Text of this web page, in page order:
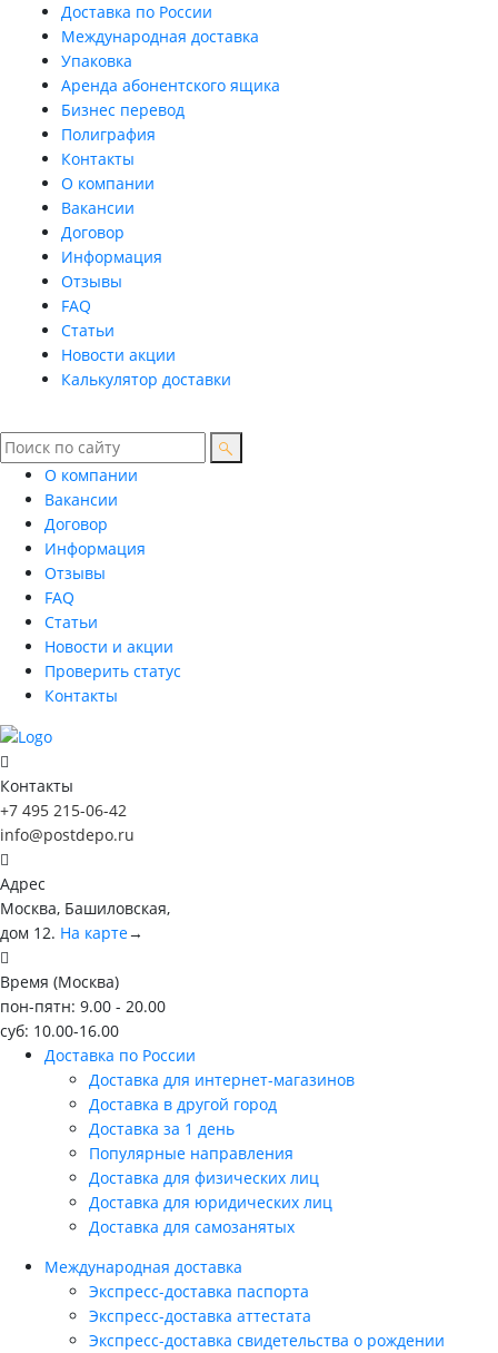
Доставка по России
Международная доставка
Упаковка
Аренда абонентского ящика
Бизнес перевод
Полиграфия
Контакты
О компании
Вакансии
Договор
Информация
Отзывы
FAQ
Статьи
Новости акции
Калькулятор доставки
О компании
Вакансии
Договор
Информация
Отзывы
FAQ
Статьи
Новости и акции
Проверить статус
Контакты
Контакты
+7 495 215-06-42
info@postdepo.ru
Адрес
Москва, Башиловская,
дом 12. На карте→
Время (Москва)
пон-пятн: 9.00 - 20.00
суб: 10.00-16.00
Доставка по России
Доставка для интернет-магазинов
Доставка в другой город
Доставка за 1 день
Популярные направления
Доставка для физических лиц
Доставка для юридических лиц
Доставка для самозанятых
Международная доставка
Экспресс-доставка паспорта
Экспресс-доставка аттестата
Экспресс-доставка свидетельства о рождении